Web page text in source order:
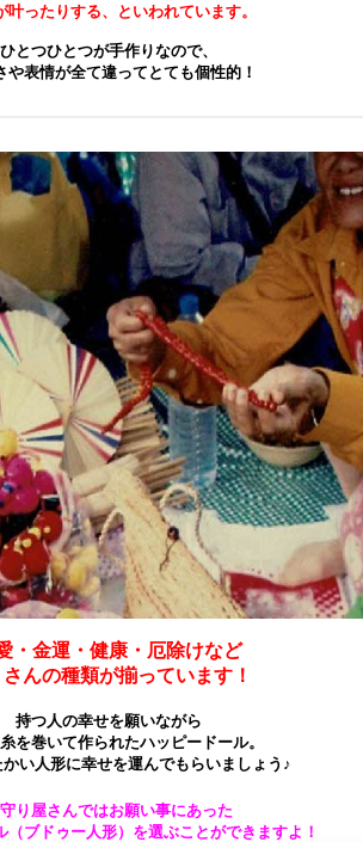
叶ったりする、といわれています。
ひとつひとつが手作りなので、
や表情が全て違ってとても個性的！
・金運・健康・厄除けなど
んの種類が揃っています！
持つ人の幸せを願いながら
を巻いて作られたハッピードール。
い人形に幸せを運んでもらいましょう♪
り屋さんではお願い事にあった
（ブドゥー人形）を選ぶことができますよ！